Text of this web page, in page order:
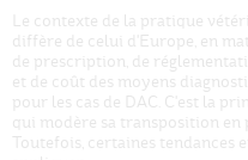
Le contexte de la pratique
diffère de celui d'Europe, en
de prescription, de
et de coût des moyens
pour les cas de DAC. C'est la
qui modère sa transposition
Toutefois, certaines tendances